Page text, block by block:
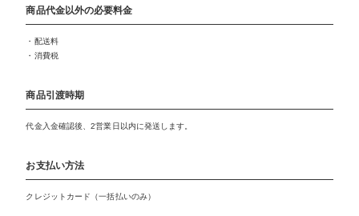
商品代金以外の必要料金
・配送料
・消費税
商品引渡時期
代金入金確認後、2営業日以内に発送します。
お支払い方法
クレジットカード（一括払いのみ）